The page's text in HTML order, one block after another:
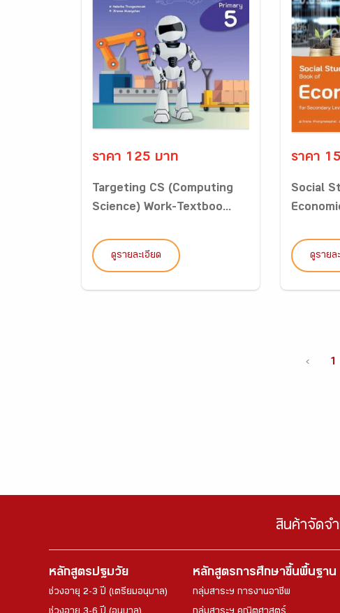
ราคา 125 บาท
Targeting CS (Computing
Science) Work-Textboo...
ดูรายละเอียด
ราคา
Social
ดูรายล
‹ 1
สินค้าจัดจ
หลักสูตรปฐมวัย
ช่วงอายุ 2-3 ปี (เตรียมอนุบาล)
หลักสูตรการศึกษาขึ้นพื้นฐาน
กลุ่มสาระฯ การงานอาชีพ